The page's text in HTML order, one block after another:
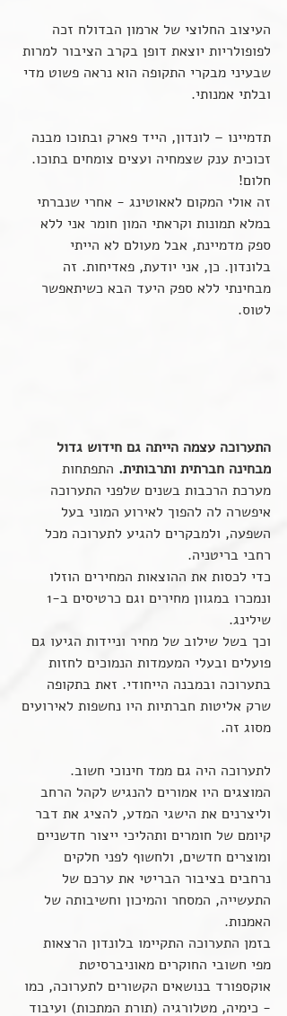
העיצוב החלוצי של ארמון הבדולח זכה
לפופולריות יוצאת דופן בקרב הציבור למרות
שבעיני מבקרי התקופה הוא נראה פשוט מדי
ובלתי אמנותי.
תדמיינו – לונדון, הייד פארק ובתוכו מבנה
זכוכית ענק שצמחיה ועצים צומחים בתוכו.
חלום!
זה אולי המקום לאאוטינג - אחרי שנברתי
במלא תמונות וקראתי המון חומר אני ללא
ספק מדמיינת, אבל מעולם לא הייתי
בלונדון. כן, אני יודעת, פאדיחות. זה
מבחינתי ללא ספק היעד הבא כשיתאפשר
לטוס.
התערוכה עצמה הייתה גם חידוש גדול
מבחינה חברתית ותרבותית. התפתחות
מערכת הרכבות בשנים שלפני התערוכה
איפשרה לה להפוך לאירוע המוני בעל
השפעה, ולמבקרים להגיע לתערוכה מכל
רחבי בריטניה.
כדי לכסות את ההוצאות המחירים הוזלו
שילינג.
וכך בשל שילוב של מחיר וניידות הגיעו גם
פועלים ובעלי המעמדות הנמוכים לחזות
בתערוכה ובמבנה הייחודי. זאת בתקופה
שרק אליטות חברתיות היו נחשפות לאירועים
מסוג זה.
לתערוכה היה גם ממד חינוכי חשוב.
המוצגים היו אמורים להנגיש לקהל הרחב
וליצרנים את הישגי המדע, להציג את דבר
קיומם של חומרים ותהליכי ייצור חדשניים
ומוצרים חדשים, ולחשוף לפני חלקים
נרחבים בציבור הבריטי את ערכם של
התעשייה, המסחר והמיכון וחשיבותה של
האמנות.
בזמן התערוכה התקיימו בלונדון הרצאות
מפי חשובי החוקרים מאוניברסיטת
אוקספורד בנושאים הקשורים לתערוכה, כמו
- כימיה, מטלורגיה (תורת המתכות) ועיבוד